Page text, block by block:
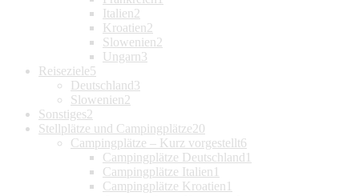
Italien2
Kroatien2
Slowenien2
Ungarn3
Reiseziele5
Deutschland3
Slowenien2
Sonstiges2
Stellplätze und Campingplätze20
Campingplätze – Kurz vorgestellt6
Campingplätze Deutschland 1
Campingplätze Italien 1
Campingplätze Kroatien 1